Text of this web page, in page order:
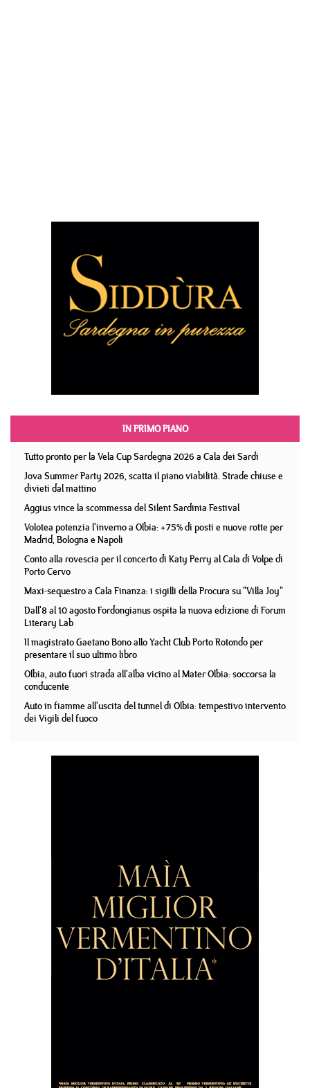
IN PRIMO PIANO
Tutto pronto per la Vela Cup Sardegna 2026 a Cala dei Sardi
Jova Summer Party 2026, scatta il piano viabilità. Strade chiuse e
divieti dal mattino
Aggius vince la scommessa del Silent Sardinia Festival
Volotea potenzia l'inverno a Olbia: +75% di posti e nuove rotte per
Madrid, Bologna e Napoli
Conto alla rovescia per il concerto di Katy Perry al Cala di Volpe di
Porto Cervo
Maxi-sequestro a Cala Finanza: i sigilli della Procura su "Villa Joy"
Dall'8 al 10 agosto Fordongianus ospita la nuova edizione di Forum
Literary Lab
Il magistrato Gaetano Bono allo Yacht Club Porto Rotondo per
presentare il suo ultimo libro
Olbia, auto fuori strada all'alba vicino al Mater Olbia: soccorsa la
conducente
Auto in fiamme all'uscita del tunnel di Olbia: tempestivo intervento
dei Vigili del fuoco